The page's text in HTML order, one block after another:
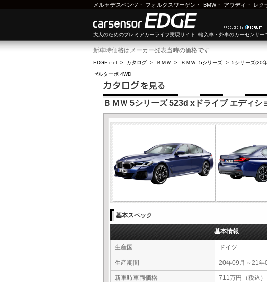
メルセデスベンツ ・ フォルクスワーゲン ・ BMW・ アウディ ・ レク
大人のためのプレミアカーライフ実現サイト 輸入車・外車のカーセンサー
新車時価格はメーカー発表当時の価格です
EDGE.net > カタログ > ＢＭＷ > ＢＭＷ 5シリーズ > 5シリーズ(20
ゼルターボ 4WD
ＢＭＷ 5シリーズ 523d xドライブ エディ
基本スペック
基本情報
生産国 ドイツ
生産期間 20年09月～21年
新車時車両価格 711万円（税込）